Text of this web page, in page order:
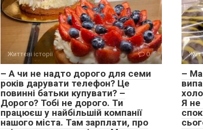
Життєві історії 0
– А чи не надто дорого для семи
років дарувати телефон? Це
повинні батьки купувати? –
Дорого? Тобі не дорого. Ти
працюєш у найбільшій компанії
нашого міста. Там зарплати, про
–
Я не